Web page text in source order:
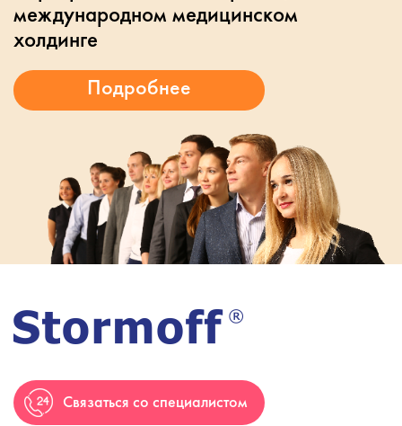
международном медицинском
холдинге
Связаться со специалистом